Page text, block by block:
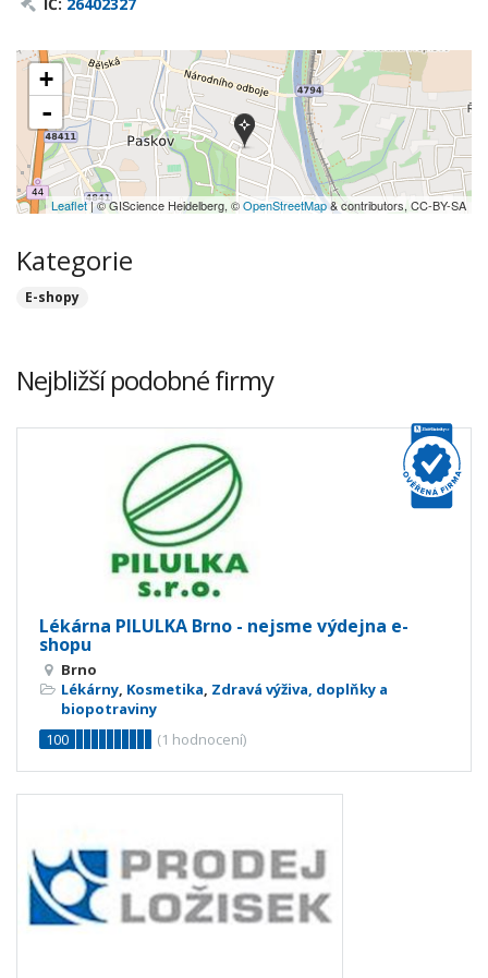
+
-
Leaflet| © GIScience Heidelberg, ©OpenStreetMap& contributors, CC-BY-SA
Kategorie
E-shopy
Nejbližší podobné firmy
Lékárna PILULKA Brno - nejsme výdejna e-
shopu
Brno
Lékárny, Kosmetika, Zdravá výživa, doplňky a
biopotraviny
100
(1 hodnocení)